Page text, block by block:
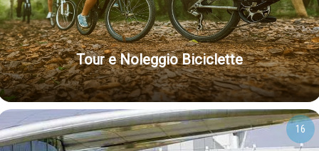
Tour e Noleggio Biciclette
16